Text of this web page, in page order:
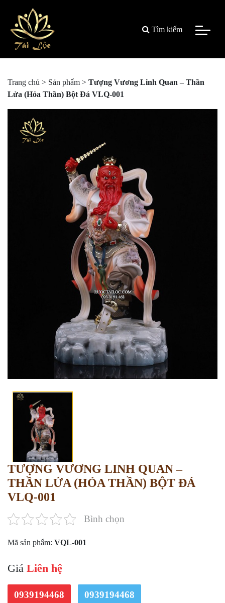
Tìm kiếm
Trang chủ > Sản phẩm > Tượng Vương Linh Quan – Thần
Lửa (Hỏa Thần) Bột Đá VLQ-001
TƯỢNG VƯƠNG LINH QUAN –
THẦN LỬA (HỎA THẦN) BỘT ĐÁ
VLQ-001
Bình chọn
Mã sản phẩm: VQL-001
Giá Liên hệ
0939194468 0939194468